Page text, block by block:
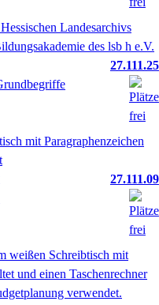
27.111.25
27.111.09